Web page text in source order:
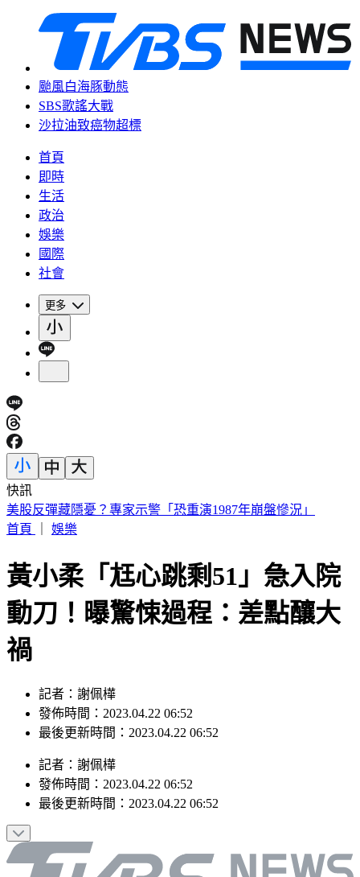
颱風白海豚動態
SBS歌謠大戰
沙拉油致癌物超標
首頁
即時
生活
政治
娛樂
國際
社會
更多
快訊
7縣市高溫飆36度！白海豚逼近風雨增 週末雨彈最猛
首頁
娛樂
黃小柔「尪心跳剩51」急入院
動刀！曝驚悚過程：差點釀大
禍
記者：謝佩樺
發佈時間：2023.04.22 06:52
最後更新時間：2023.04.22 06:52
記者 ： 謝佩樺
發佈時間： 2023.04.22 06:52
最後更新時間： 2023.04.22 06:52